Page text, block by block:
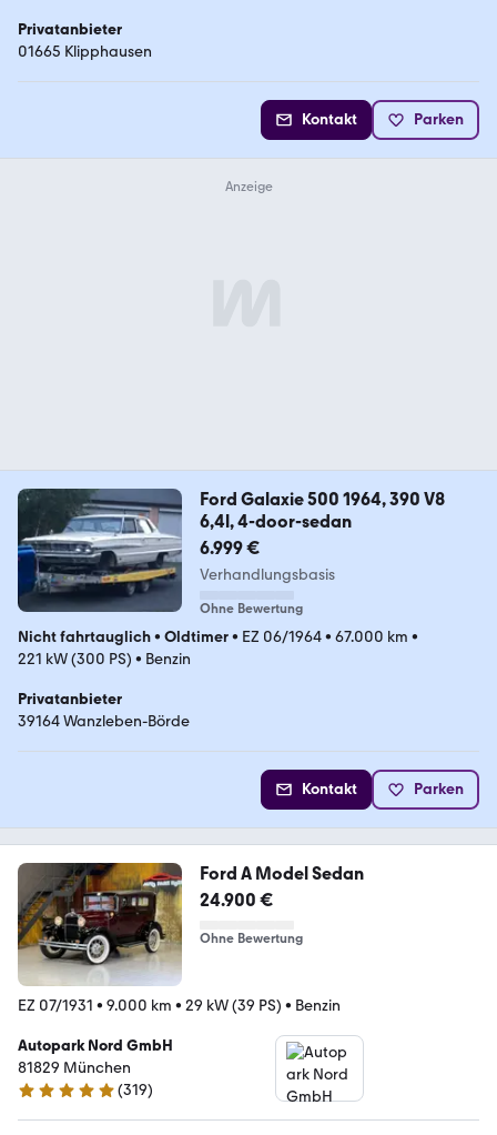
Privatanbieter
01665 Klipphausen
Kontakt Parken
Ford Galaxie 500 1964, 390 V8
6,4l, 4-door-sedan
6.999 €
Verhandlungsbasis
Ohne Bewertung
Nicht fahrtauglich• Oldtimer• EZ 06/1964• 67.000 km •
221 kW (300 PS) • Benzin
Privatanbieter
39164 Wanzleben-Börde
Kontakt Parken
Ford A Model Sedan
24.900 €
Ohne Bewertung
EZ 07/1931 • 9.000 km • 29 kW (39 PS) • Benzin
Autopark Nord GmbH
81829 München
4.9 Sterne
(319)